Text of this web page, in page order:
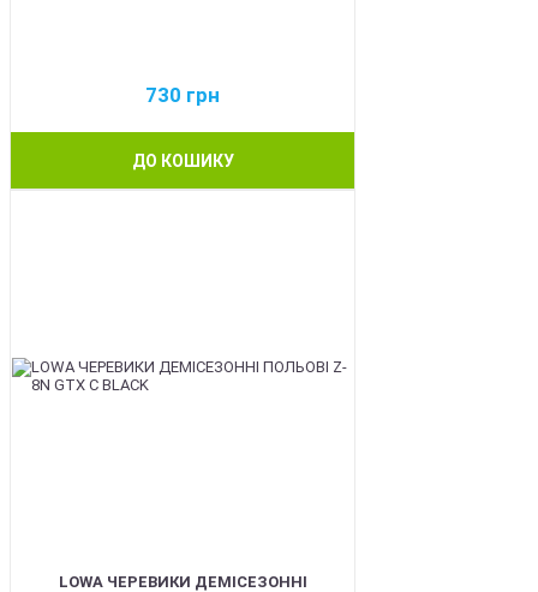
730 грн
ДО КОШИКУ
LOWA ЧЕРЕВИКИ ДЕМІСЕЗОННІ